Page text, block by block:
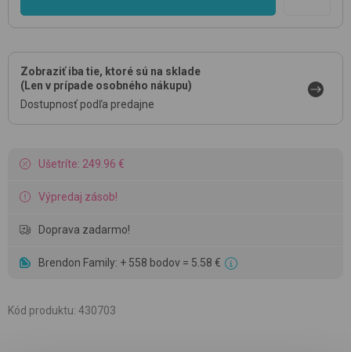
Zobraziť iba tie, ktoré sú na sklade
(Len v prípade osobného nákupu)
Dostupnosť podľa predajne
Ušetríte: 249.96 €
Výpredaj zásob!
Doprava zadarmo!
Brendon Family: + 558 bodov = 5.58 €
Kód produktu: 430703